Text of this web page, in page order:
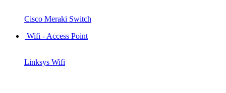
Cisco Meraki Switch
Wifi - Access Point
Linksys Wifi